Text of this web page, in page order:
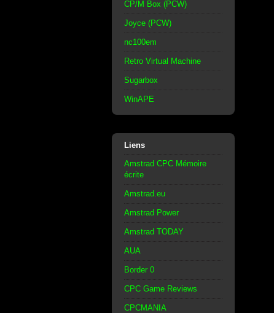
CP/M Box (PCW)
Joyce (PCW)
nc100em
Retro Virtual Machine
Sugarbox
WinAPE
Liens
Amstrad CPC Mémoire
écrite
Amstrad.eu
Amstrad Power
Amstrad TODAY
AUA
Border 0
CPC Game Reviews
CPCMANIA